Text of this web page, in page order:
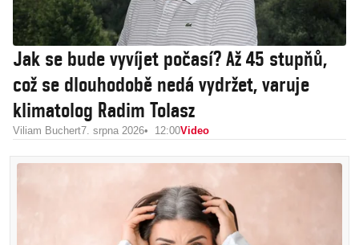
Jak se bude vyvíjet počasí? Až 45 stupňů,
což se dlouhodobě nedá vydržet, varuje
klimatolog Radim Tolasz
Viliam Buchert7. srpna 2026 12:00Video